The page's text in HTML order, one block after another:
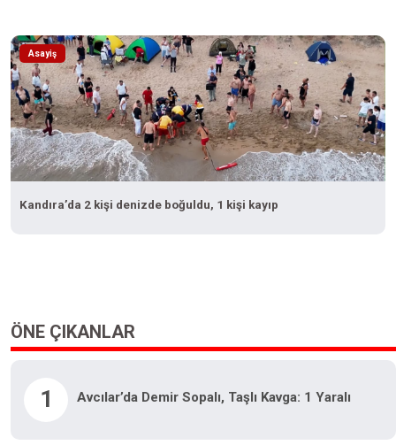
Asayiş
Kandıra’da 2 kişi denizde boğuldu, 1 kişi kayıp
ÖNE ÇIKANLAR
1 Avcılar’da Demir Sopalı, Taşlı Kavga: 1 Yaralı